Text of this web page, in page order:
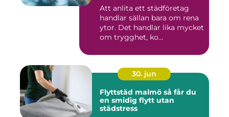
Att anlita ett städföretag
handlar sällan bara om rena
ytor. Det handlar lika mycket
om trygghet, ko...
30. jun
Flyttstäd malmö så får du
en smidig flytt utan
städstress